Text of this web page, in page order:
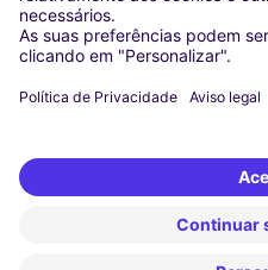
Cologne
Dusseldorf
Frankfurt
Munich